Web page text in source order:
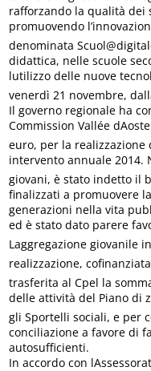
rafforzando la qualità dei
promuovendo
denominata
didattica, nelle scuole
lutilizzo delle nuove
venerdì 21 novembre,
Il governo regionale ha
Commission Vallée
euro, per la
intervento annuale 2014.
giovani, è stato indetto il
finalizzati a promuovere
generazioni nella vita
ed è stato dato parere
Laggregazione giovanile
realizzazione,
trasferita al Cpel la
delle attività del Piano di
gli Sportelli sociali, e per
conciliazione a favore di
autosufficienti.
In accordo con